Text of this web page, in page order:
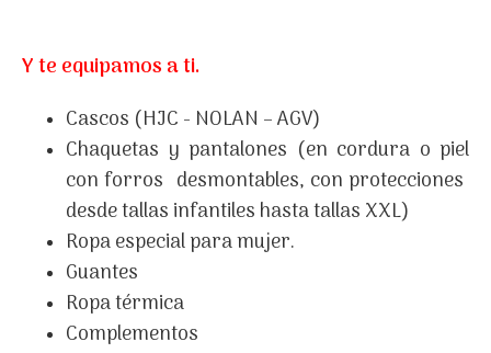
Y te equipamos a ti.
Cascos (HJC - NOLAN – AGV)
Chaquetas y pantalones (en cordura o piel
con forros desmontables, con protecciones
desde tallas infantiles hasta tallas XXL)
Ropa especial para mujer.
Guantes
Ropa térmica
Complementos